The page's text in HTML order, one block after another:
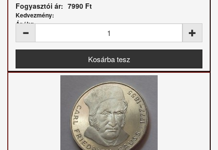
Fogyasztói ár: 7990 Ft
Kedvezmény:
Ár / kg: